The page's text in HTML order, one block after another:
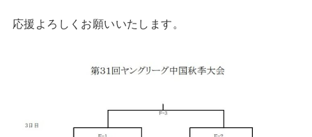
応援よろしくお願いいたします。